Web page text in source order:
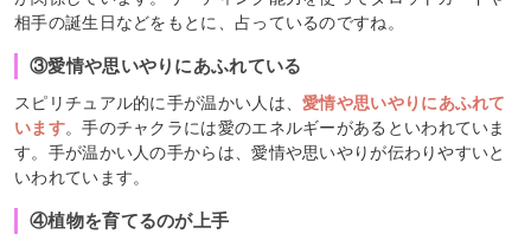
相手の誕生日などをもとに、占っているのですね。
③愛情や思いやりにあふれている
スピリチュアル的に手が温かい人は、愛情や思いやりにあふれて
います。手のチャクラには愛のエネルギーがあるといわれていま
す。手が温かい人の手からは、愛情や思いやりが伝わりやすいと
いわれています。
④植物を育てるのが上手